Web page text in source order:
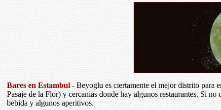
Bares en Estambul - Beyoglu es ciertamente el mejor distrito para
Pasaje de la Flor) y cercanias donde hay algunos restaurantes. Si
bebida y algunos aperitivos.